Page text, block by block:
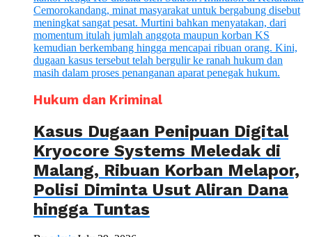
Hukum dan Kriminal
Kasus Dugaan Penipuan Digital
Kryocore Systems Meledak di
Malang, Ribuan Korban Melapor,
Polisi Diminta Usut Aliran Dana
hingga Tuntas